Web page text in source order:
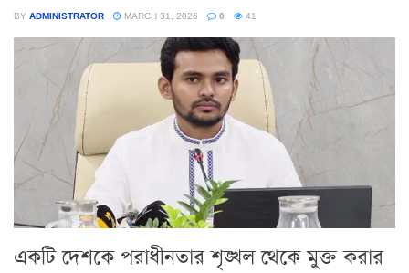
BY ADMINISTRATOR MARCH 31, 2026 0 41
একটি দেশকে পরাধীনতার শৃঙ্খল থেকে মুক্ত করার